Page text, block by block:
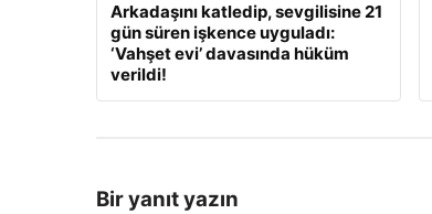
Arkadaşını katledip, sevgilisine 21
gün süren işkence uyguladı:
‘Vahşet evi’ davasında hüküm
verildi!
Bir yanıt yazın